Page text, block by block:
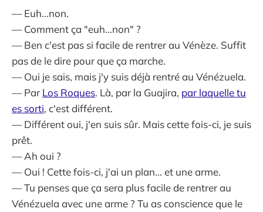
— Euh...non.
— Comment ça "euh...non" ?
— Ben c'est pas si facile de rentrer au Vénèze. Suffit
pas de le dire pour que ça marche.
— Oui je sais, mais j'y suis déjà rentré au Vénézuela.
— Par Los Roques. Là, par la Guajira, par laquelle tu
es sorti, c'est différent.
— Différent oui, j'en suis sûr. Mais cette fois-ci, je suis
prêt.
— Ah oui ?
— Oui ! Cette fois-ci, j'ai un plan... et une arme.
— Tu penses que ça sera plus facile de rentrer au
Vénézuela avec une arme ? Tu as conscience que le